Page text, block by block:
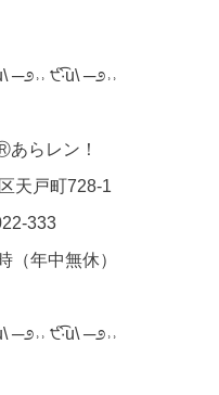
─೨˒˒ ੯‧̀͡u\ ─೨˒˒
らレン！
天戸町728-1
333
（年中無休）
─೨˒˒ ੯‧̀͡u\ ─೨˒˒